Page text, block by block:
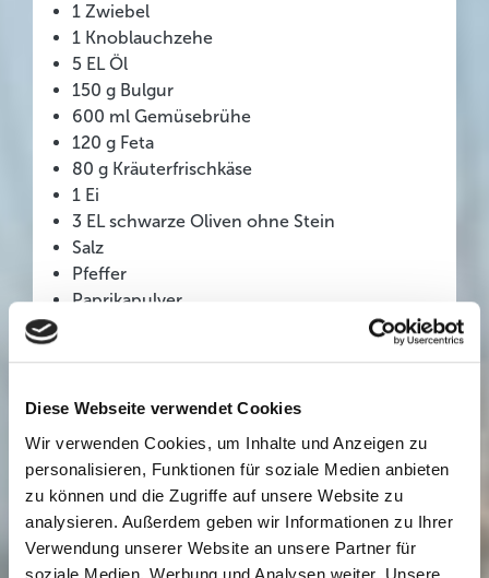
Diese Webseite verwendet Cookies
Wir verwenden Cookies, um Inhalte und Anzeigen zu
personalisieren, Funktionen für soziale Medien anbieten
zu können und die Zugriffe auf unsere Website zu
analysieren. Außerdem geben wir Informationen zu Ihrer
Verwendung unserer Website an unsere Partner für
soziale Medien, Werbung und Analysen weiter. Unsere
1 Zwiebel
1 Knoblauchzehe
5 EL Öl
150 g Bulgur
600 ml Gemüsebrühe
120 g Feta
80 g Kräuterfrischkäse
1 Ei
3 EL schwarze Oliven ohne Stein
Salz
Pfeffer
Paprikapulver
2 Pack. (à 400 g) Küstengold Weißkrautsalat
4 EL gehackte glatte Petersilie
Küchengarn
Zubereitung:
Zwiebel und Knoblauch schälen, würfeln, in 2